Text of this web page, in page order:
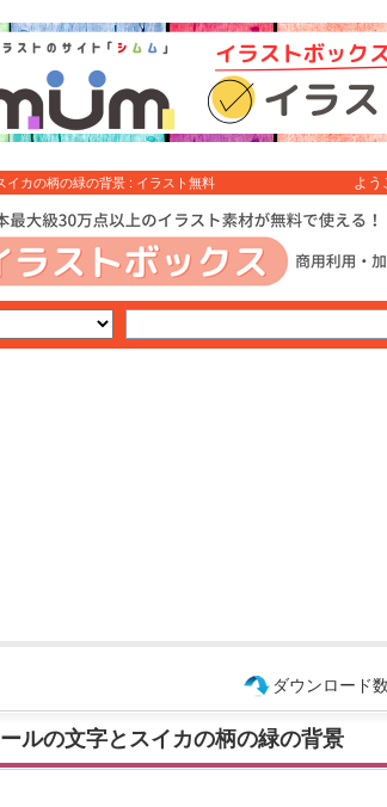
イカの柄の緑の背景 : イラスト無料 よう
ダウンロード数
ルの文字とスイカの柄の緑の背景